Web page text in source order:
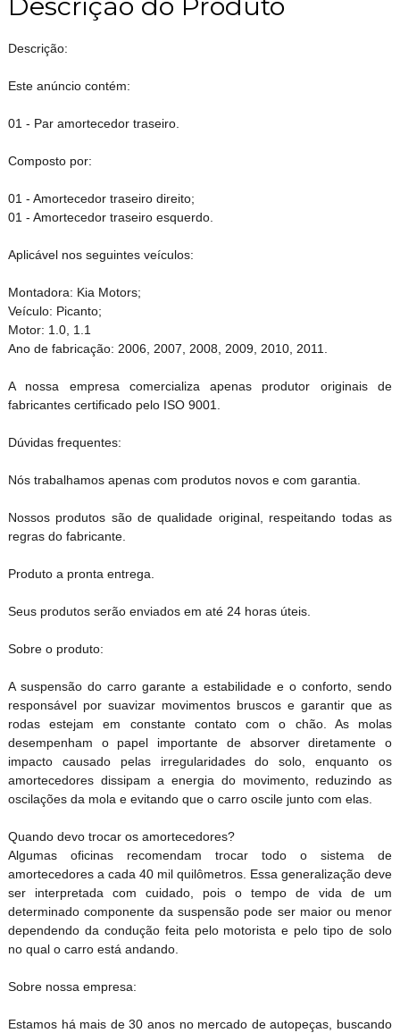
Descrição:
Este anúncio contém:
01 - Par amortecedor traseiro.
Composto por:
01 - Amortecedor traseiro direito;
01 - Amortecedor traseiro esquerdo.
Aplicável nos seguintes veículos:
Montadora: Kia Motors;
Veículo: Picanto;
Motor: 1.0, 1.1
Ano de fabricação: 2006, 2007, 2008, 2009, 2010, 2011.
A nossa empresa comercializa apenas produtor originais de
fabricantes certificado pelo ISO 9001.
Dúvidas frequentes:
Nós trabalhamos apenas com produtos novos e com garantia.
Nossos produtos são de qualidade original, respeitando todas as
regras do fabricante.
Produto a pronta entrega.
Seus produtos serão enviados em até 24 horas úteis.
Sobre o produto:
A suspensão do carro garante a estabilidade e o conforto, sendo
responsável por suavizar movimentos bruscos e garantir que as
rodas estejam em constante contato com o chão. As molas
desempenham o papel importante de absorver diretamente o
impacto causado pelas irregularidades do solo, enquanto os
amortecedores dissipam a energia do movimento, reduzindo as
oscilações da mola e evitando que o carro oscile junto com elas.
Quando devo trocar os amortecedores?
Algumas oficinas recomendam trocar todo o sistema de
amortecedores a cada 40 mil quilômetros. Essa generalização deve
ser interpretada com cuidado, pois o tempo de vida de um
determinado componente da suspensão pode ser maior ou menor
dependendo da condução feita pelo motorista e pelo tipo de solo
no qual o carro está andando.
Sobre nossa empresa:
Estamos há mais de 30 anos no mercado de autopeças, buscando